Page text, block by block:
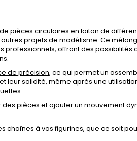
pièces circulaires en laiton de
projets de modélisme. Ce
offrant des possibilités
de précision, ce qui permet un
leur solidité, même après une
.
pièces et ajouter un mouvement
chaînes à vos figurines, que ce soit